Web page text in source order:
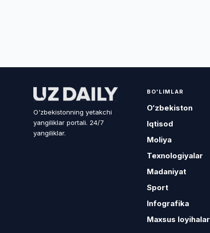
O'zbekistonning yetakchi
yangiliklar portali. 24/7
yangiliklar.
BO'LIMLAR
O‘zbekiston
Iqtisod
Moliya
Texnologiyalar
Madaniyat
Sport
Infografika
Maxsus loyihalar